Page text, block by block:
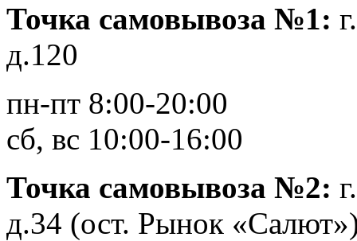
Точка самовывоза №1:
д.120
пн-пт 8:00-20:00
сб, вс 10:00-16:00
Точка самовывоза №2:
д.34 (ост. Рынок